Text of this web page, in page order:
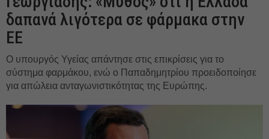
δαπανά λιγότερα σε φάρμακα στην
ΕΕ
Ο υπουργός Υγείας απάντησε στις επικρίσεις για το
σύστημα φαρμάκου, ενώ ο Παπαδημητρίου προειδοποίησε
για απώλεια ανταγωνιστικότητας της Ευρώπης.